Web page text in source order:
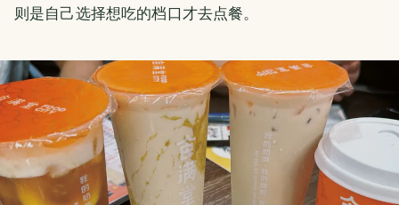
则是自己选择想吃的档口才去点餐。